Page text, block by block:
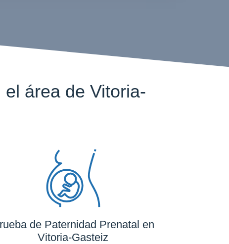
área de Vitoria-
de Paternidad Prenatal en
Vitoria-Gasteiz